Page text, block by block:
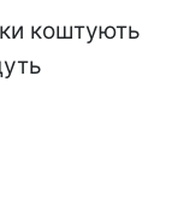
коштують